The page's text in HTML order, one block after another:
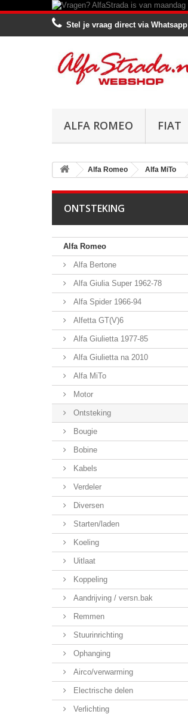
Stel je vraag direct via Whatsapp
ALFA ROMEO FIAT
Alfa Romeo Alfa MiTo
ONTSTEKING
Alfa Romeo
Alfa Bertone
Alfa Giulia Super 1962-78
Alfa Spider 1966-94
Alfetta GT(V)6
Alfa Giulietta 1977-85
Alfa Giulietta na 2010
Alfa MiTo
Motor
Ontsteking
Bougie
Bobine
Kabels
Verdeler
Diversen
Starten/laden
Koeling
Uitlaat
Koppeling
Aandrijving / versn.bak
Remmen
Stuurinrichting
Ophanging
Airco/verwarming
Electrische delen
Verlichting